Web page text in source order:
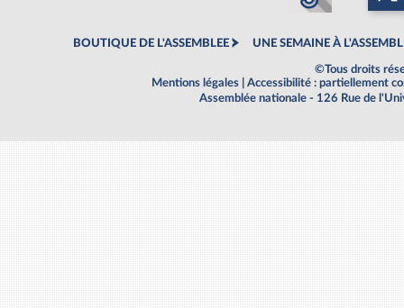
BOUTIQUE DE L'ASSEMBLEE UNE SEMAINE À
©Tous droits
Mentions légales
Accessibilité : partiellement
Assemblée nationale - 126 Rue de